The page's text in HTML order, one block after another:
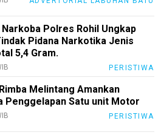
Narkoba Polres Rohil Ungkap
Pidana Narkotika Jenis
5,4 Gram.
PERISTIWA
Melintang Amankan
Penggelapan Satu unit Motor
PERISTIWA